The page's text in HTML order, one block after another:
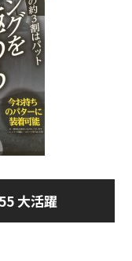
大活躍